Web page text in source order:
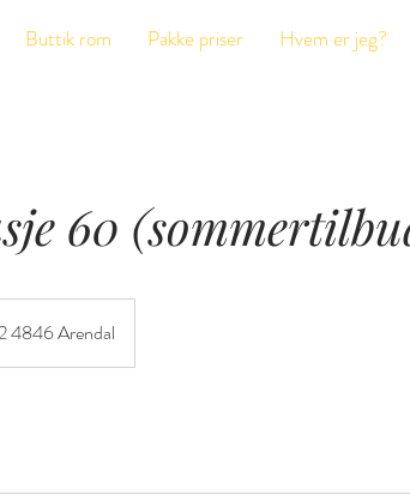
Buttik rom Pakke priser Hvem er jeg?
60
4846 Arendal